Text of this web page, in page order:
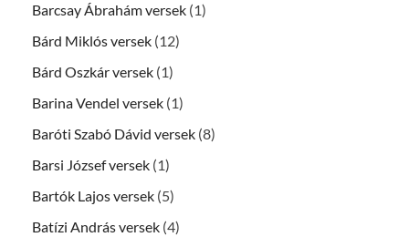
Barcsay Ábrahám versek (1)
Bárd Miklós versek (12)
Bárd Oszkár versek (1)
Barina Vendel versek (1)
Baróti Szabó Dávid versek (8)
Barsi József versek (1)
Bartók Lajos versek (5)
Batízi András versek (4)